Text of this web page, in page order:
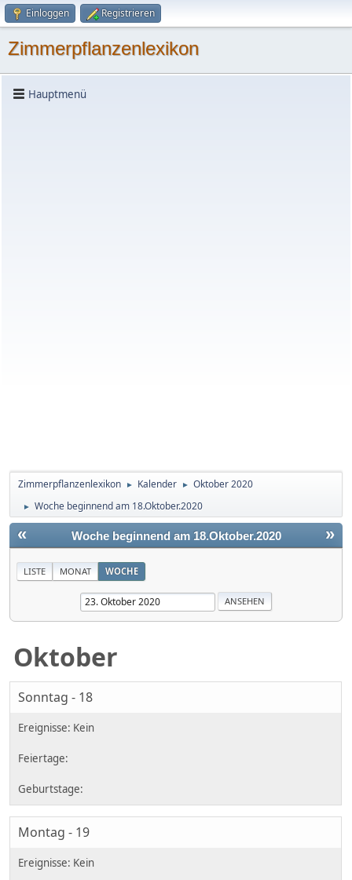
Einloggen Registrieren
Zimmerpflanzenlexikon
Hauptmenü
Zimmerpflanzenlexikon ► Kalender ► Oktober 2020
► Woche beginnend am 18.Oktober.2020
« »
Woche beginnend am 18.Oktober.2020
LISTE MONAT WOCHE
Oktober
Sonntag - 18
Montag - 19